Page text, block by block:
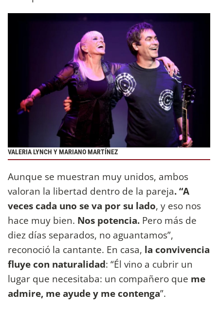
VALERIA LYNCH Y MARIANO MARTÍNEZ
Aunque se muestran muy unidos, ambos
valoran la libertad dentro de la pareja. “A
veces cada uno se va por su lado, y eso nos
hace muy bien. Nos potencia. Pero más de
diez días separados, no aguantamos”,
reconoció la cantante. En casa, la convivencia
fluye con naturalidad: “Él vino a cubrir un
lugar que necesitaba: un compañero que me
admire, me ayude y me contenga”.